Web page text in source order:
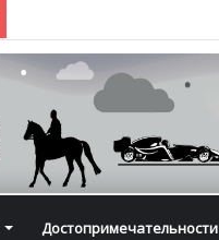
Достопримечательности